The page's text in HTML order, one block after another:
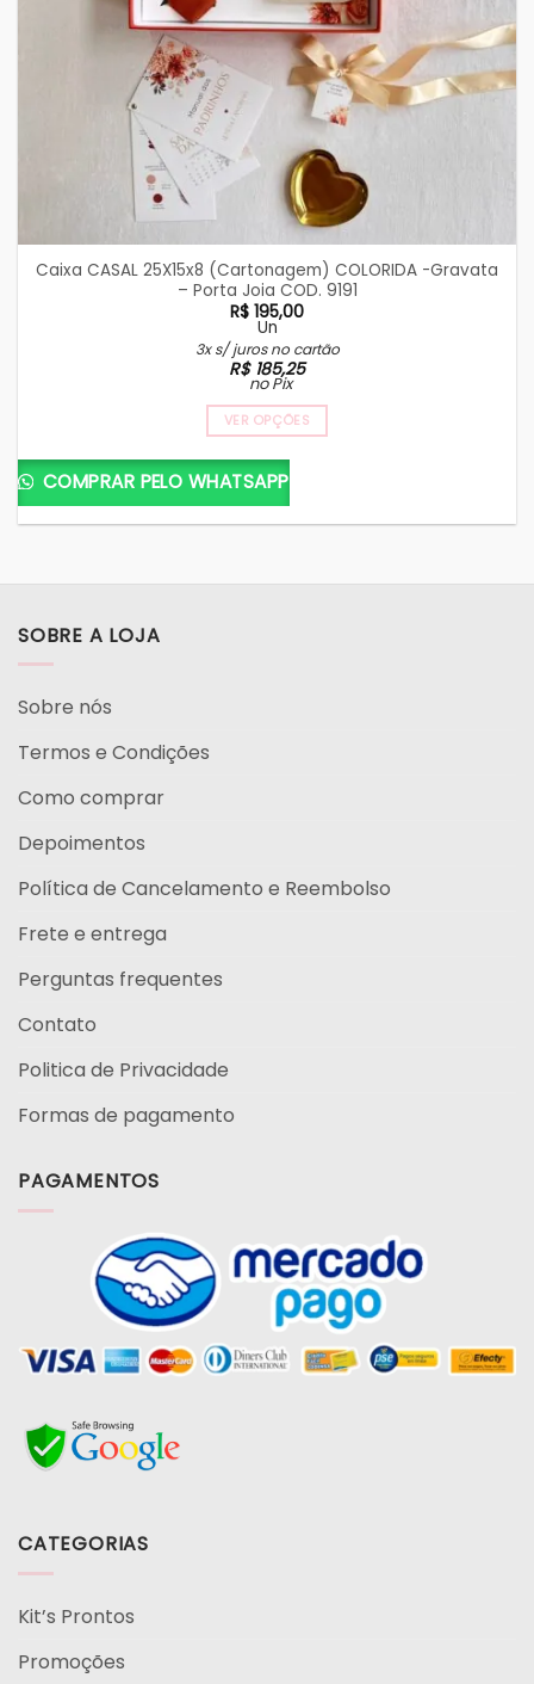
Caixa CASAL 25X15x8 (Cartonagem) COLORIDA -Gravata
– Porta Joia COD. 9191
R$ 195,00
Un
3x s/ juros no cartão
R$185,25
no Pix
VER OPÇÕES
COMPRAR PELO WHATSAPP
SOBRE A LOJA
Sobre nós
Termos e Condições
Como comprar
Depoimentos
Política de Cancelamento e Reembolso
Frete e entrega
Perguntas frequentes
Contato
Politica de Privacidade
Formas de pagamento
PAGAMENTOS
CATEGORIAS
Kit’s Prontos
Promoções